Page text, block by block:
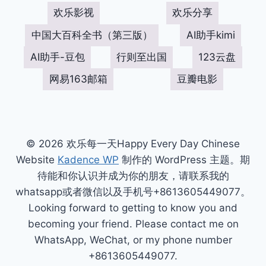
欢乐影视
欢乐分享
中国大百科全书（第三版）
AI助手kimi
AI助手-豆包
行则至出国
123云盘
网易163邮箱
豆瓣电影
© 2026 欢乐每一天Happy Every Day Chinese
Website Kadence WP 制作的 WordPress 主题。期
待能和你认识并成为你的朋友，请联系我的
whatsapp或者微信以及手机号+8613605449077。
Looking forward to getting to know you and
becoming your friend. Please contact me on
WhatsApp, WeChat, or my phone number
+8613605449077.